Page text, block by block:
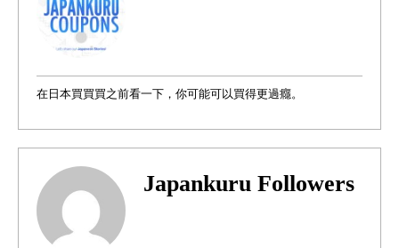
在日本買買買之前看一下，你可能可以買得更過癮。
Japankuru Followers